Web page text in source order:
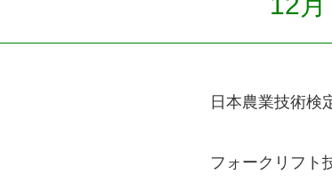
日本農業技術検
フォークリフト